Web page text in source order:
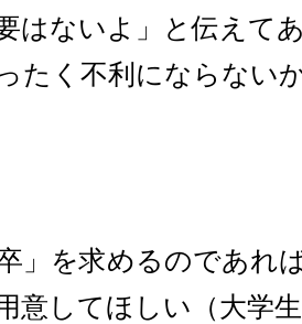
はないよ」と伝えて
たく不利にならない
」を求めるのであれ
意してほしい（大学